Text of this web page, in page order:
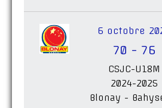
6 octobre
70 - 76
CSJC-U18M
2024-2025
Blonay -